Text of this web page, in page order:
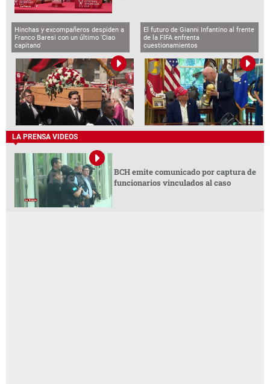
Hinchas y excompañeros despiden a
Franco Baresi con un último 'Ciao
capitano'
El futuro de Gianni Infantino al frente
de la FIFA enfrenta
cuestionamientos
LA PRENSA VIDEOS
BCH emite comunicado por captura de
funcionarios vinculados al caso